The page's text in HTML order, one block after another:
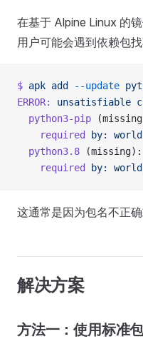
在基于 Alpine Linux 的
用户可能会遇到依赖包
$ apk add --update
ERROR:
unsatisfiable
  python3-pip
    required
by:
  python3.8
(missing):
    required
by:
这通常是因为包名不正
解决方案
方法一：使用标准